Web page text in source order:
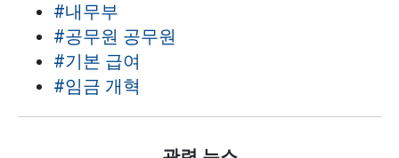
#내무부
#공무원 공무원
#기본 급여
#임금 개혁